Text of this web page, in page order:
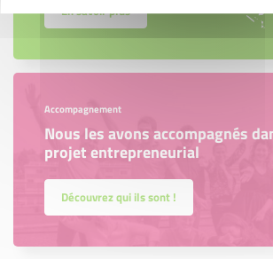
En savoir plus
Accompagnement
Nous les avons accompagnés
projet entrepreneurial
Découvrez qui ils sont !